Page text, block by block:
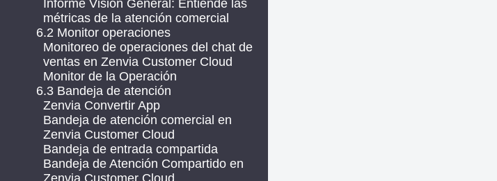
Informe Visión General: Entiende las
métricas de la atención comercial
6.2 Monitor operaciones
Monitoreo de operaciones del chat de
ventas en Zenvia Customer Cloud
Monitor de la Operación
6.3 Bandeja de atención
Zenvia Convertir App
Bandeja de atención comercial en
Zenvia Customer Cloud
Bandeja de entrada compartida
Bandeja de Atención Compartido en
Zenvia Customer Cloud